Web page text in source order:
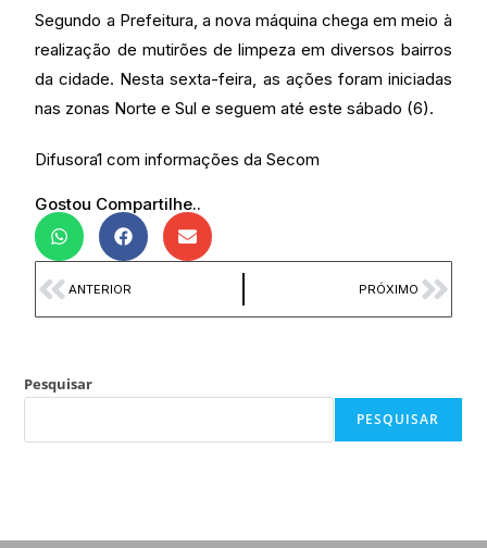
Segundo a Prefeitura, a nova máquina chega em meio à
realização de mutirões de limpeza em diversos bairros
da cidade. Nesta sexta-feira, as ações foram iniciadas
nas zonas Norte e Sul e seguem até este sábado (6).
Difusora1 com informações da Secom
Gostou Compartilhe..
ANTERIOR PRÓXIMO
Pesquisar
PESQUISAR